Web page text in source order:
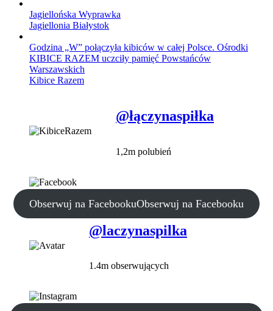
Jagiellońska Wyprawka
Jagiellonia Białystok
Godzina „W” połączyła kibiców w całej Polsce. Ośrodki
KIBICE RAZEM uczciły pamięć Powstańców
Warszawskich
Kibice Razem
@łączynaspiłka
1,2m polubień
Obserwuj na FacebookuObserwuj na Facebooku
@laczynaspilka
1.4m obserwujących